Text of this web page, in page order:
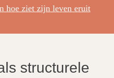
hoe ziet zijn leven eruit
structurele